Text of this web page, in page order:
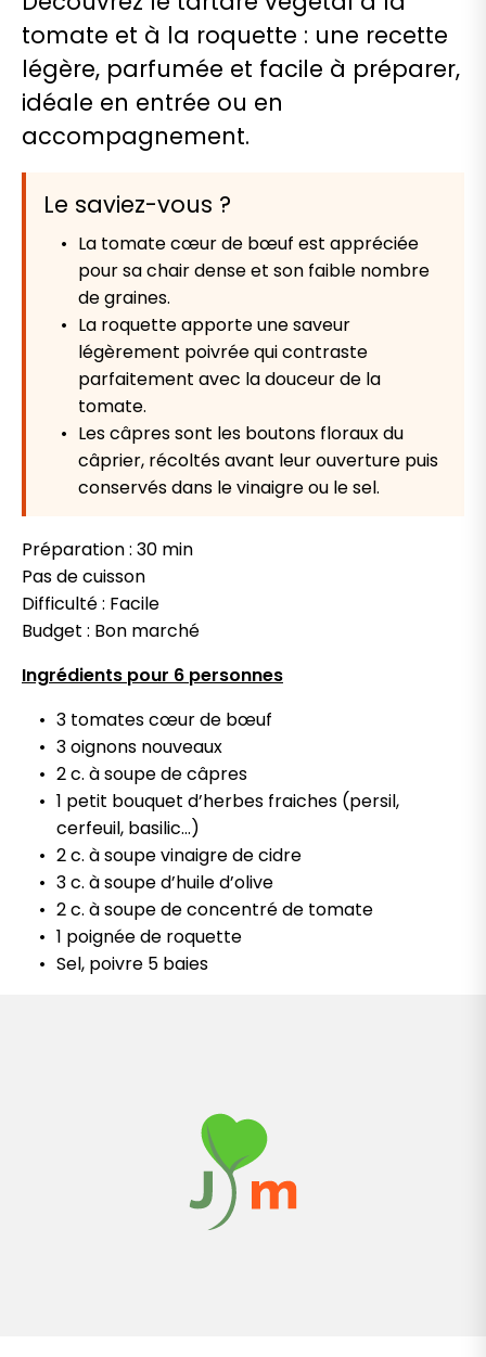
tomate et à la roquette : une recette
légère, parfumée et facile à préparer,
idéale en entrée ou en
accompagnement.
Le saviez-vous ?
La tomate cœur de bœuf est appréciée
pour sa chair dense et son faible nombre
de graines.
La roquette apporte une saveur
légèrement poivrée qui contraste
parfaitement avec la douceur de la
tomate.
Les câpres sont les boutons floraux du
câprier, récoltés avant leur ouverture puis
conservés dans le vinaigre ou le sel.
Préparation : 30 min
Pas de cuisson
Difficulté : Facile
Budget : Bon marché
Ingrédients pour 6 personnes
3 tomates cœur de bœuf
3 oignons nouveaux
2 c. à soupe de câpres
1 petit bouquet d’herbes fraiches (persil,
cerfeuil, basilic…)
2 c. à soupe vinaigre de cidre
3 c. à soupe d’huile d’olive
2 c. à soupe de concentré de tomate
1 poignée de roquette
Sel, poivre 5 baies